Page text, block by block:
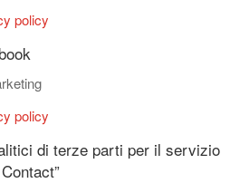
policy
policy
di terze parti per il servizio